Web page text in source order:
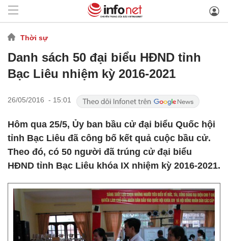
Thời sự
Danh sách 50 đại biểu HĐND tỉnh
Bạc Liêu nhiệm kỳ 2016-2021
26/05/2016 - 15:01
Hôm qua 25/5, Ủy ban bầu cử đại biểu Quốc hội
tỉnh Bạc Liêu đã công bố kết quả cuộc bầu cử.
Theo đó, có 50 người đã trúng cử đại biểu
HĐND tỉnh Bạc Liêu khóa IX nhiệm kỳ 2016-2021.